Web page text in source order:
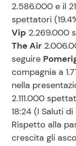
2.586.000 e il
spettatori
Vip 2.269.000
The Air
seguire
compagnia a
nella
2.111.000
18:24 (I Saluti
Rispetto alla
crescita gli